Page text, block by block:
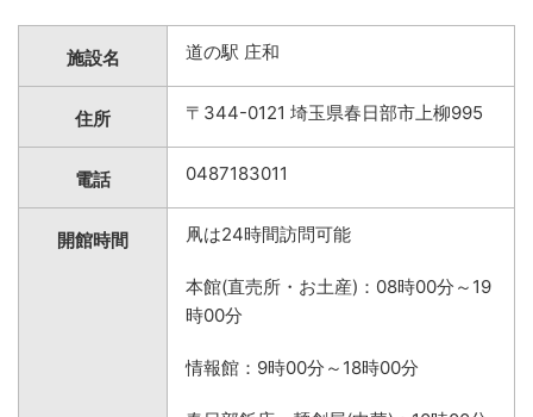
施設名 道の駅 庄和
住所 〒344-0121 埼玉県春日部市上柳995
電話 0487183011
開館時間 凧は24時間訪問可能
本館(直売所・お土産)：08時00分～19
時00分
情報館：9時00分～18時00分